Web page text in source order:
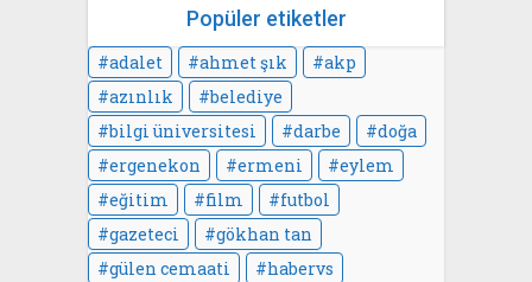
Popüler etiketler
adalet ahmet şık
akp
azınlık
belediye
bilgi üniversitesi
darbe
doğa
ergenekon
ermeni
eylem
eğitim
film
futbol
gazeteci
gökhan tan
gülen cemaati
habervs